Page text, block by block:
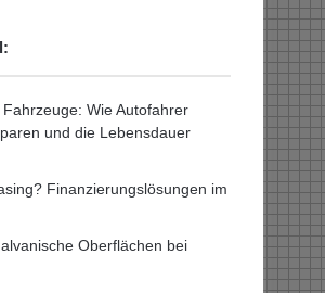
Wie Autofahrer
und die Lebensdauer
Finanzierungslösungen im
Oberflächen bei